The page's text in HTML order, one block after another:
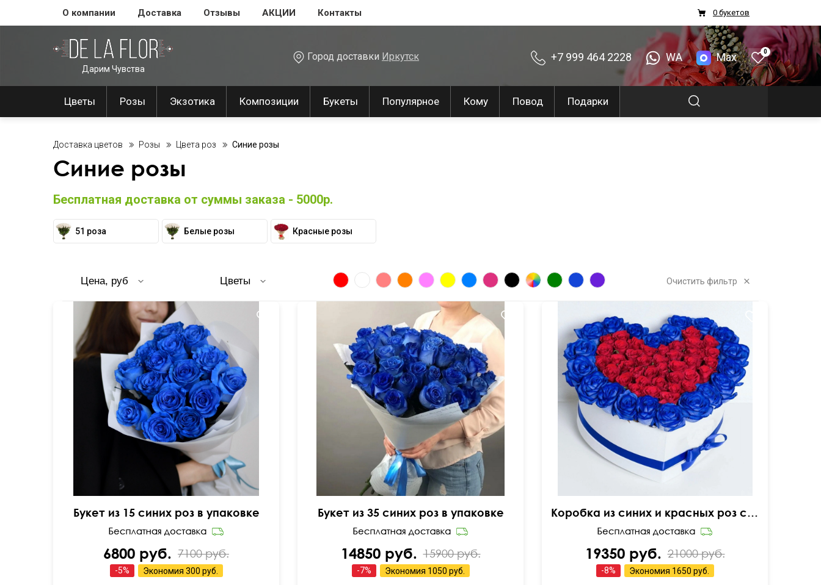
О компании Доставка Отзывы АКЦИИ Контакты 0 букетов
Дарим Чувства
Город доставки Иркутск +7 999 464 2228 WA Max 0
Цветы Розы Экзотика Композиции Букеты Популярное Кому Повод Подарки
Доставка цветов Розы Цвета роз Синие розы
Синие розы
Бесплатная доставка от суммы заказа - 5000р.
51 роза Белые розы Красные розы
Цена, руб Цветы Очистить фильтр
Букет из 15 синих роз в упаковке
6800 руб. 7100 руб.
-5% Экономия 300 руб.
Букет из 35 синих роз в упаковке
14850 руб. 15900 руб.
-7% Экономия 1050 руб.
Коробка из синих и красных роз сердцем
19350 руб. 21000 руб.
-8% Экономия 1650 руб.